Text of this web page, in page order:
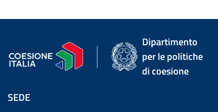
Dipartimento
per le politiche
di coesione
SEDE